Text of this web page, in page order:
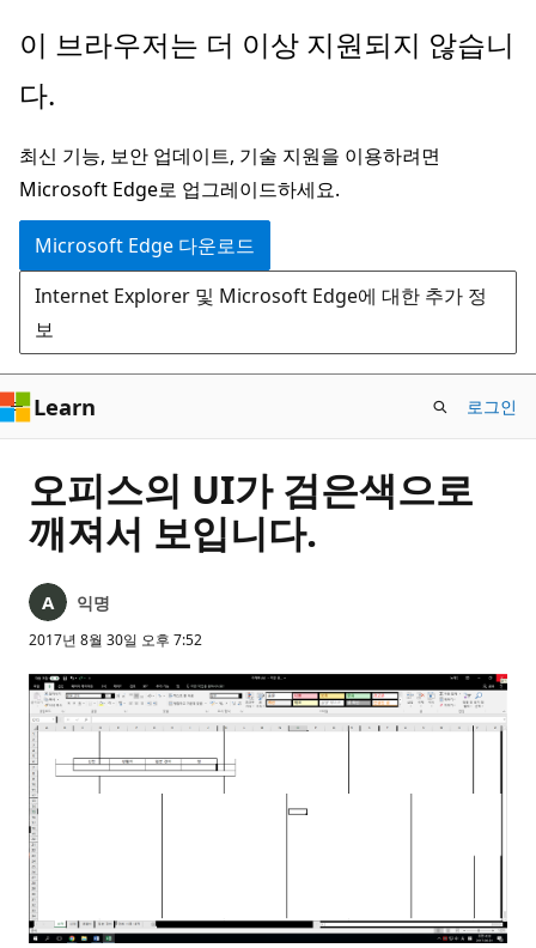
주
콘
츠
로
건
너
뛰
기
이 브라우저는 더 이상 지원되지 않습니
다.
최신 기능, 보안 업데이트, 기술 지원을 이용하려면
Microsoft Edge로 업그레이드하세요.
Microsoft Edge 다운로드
Internet Explorer 및 Microsoft Edge에 대한 추가 정
보
Learn 로그인
오피스의 UI가 검은색으로
깨져서 보입니다.
익명
2017년 8월 30일 오후 7:52